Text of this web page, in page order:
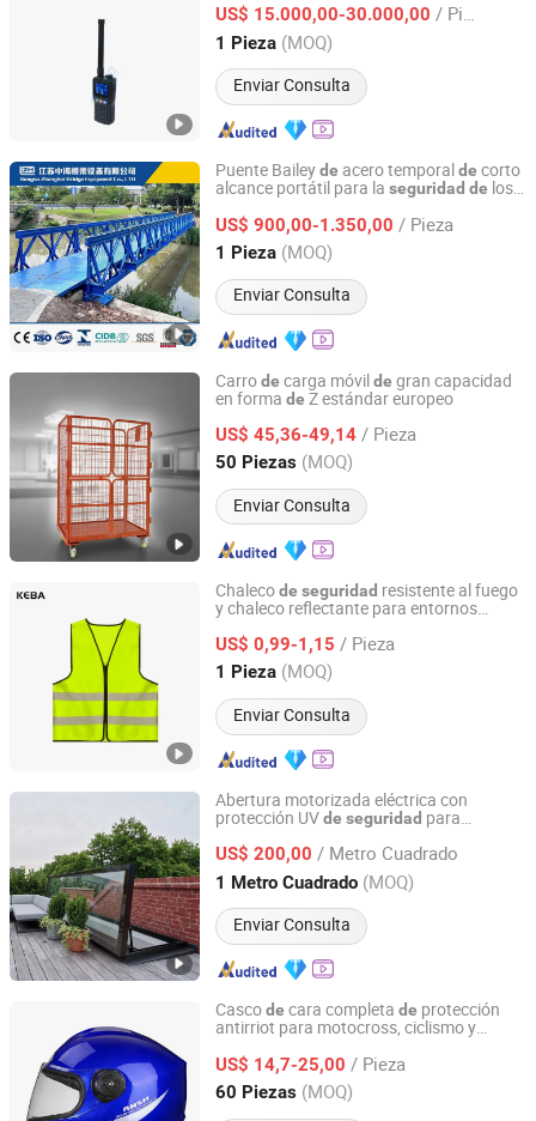
seguridaddeáreas industriales y
protección de objetivos
US$ 15.000,00-30.000,00 / Pieza
1 Pieza (MOQ)
Enviar Consulta
Guangdong, China Desde 2026
Puente Baileyde acero temporal de corto
alcance portátil para la seguridad de los
US$ 900,00-1.350,00 / Pieza
1 Pieza (MOQ)
Enviar Consulta
Jiangsu Zhonghai Bridge Equipment Co.,Ltd.
Jiangsu, China Desde 2023
Carrode carga móvilde gran capacidad
en forma de Z estándar europeo
US$ 45,36-49,14 / Pieza
50 Piezas (MOQ)
Enviar Consulta
Dalian Huameilong Metal Products Co., Ltd
Liaoning, China Desde 2015
Chalecode seguridad resistente al fuego
y chaleco reflectante para entornos
US$ 0,99-1,15 / Pieza
1 Pieza (MOQ)
Enviar Consulta
Xinxiang Panwei Protection Technology Co., Ltd.
Henan, China Desde 2026
Abertura motorizada eléctrica con
protección UVde seguridad para
US$ 200,00 / Metro Cuadrado
1 Metro Cuadrado (MOQ)
Enviar Consulta
Foshan Watte Intelligent Door & Window Co., Ltd.
Guangdong, China Desde 2022
Cascode cara completa de protección
antirriot para motocross, ciclismo y
US$ 14,7-25,00 / Pieza
60 Piezas (MOQ)
Yueqing Jifeng Motorcycle Helmet Co., Ltd.
Zhejiang, China Desde 2025